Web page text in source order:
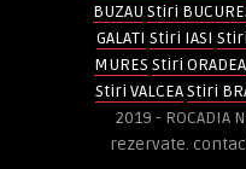
BUZAU Stiri
GALATI Stiri IASI
MURES Stiri ORADEA
Stiri VALCEA Stiri
2019 - ROCADIA
rezervate. contact: